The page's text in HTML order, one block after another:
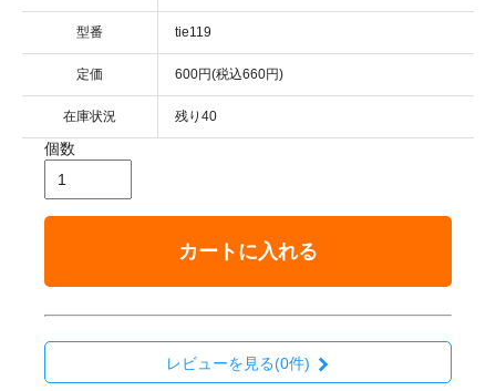
型番 tie119
定価 600円(税込660円)
在庫状況 残り40
個数
カートに入れる
レビューを見る(0件)